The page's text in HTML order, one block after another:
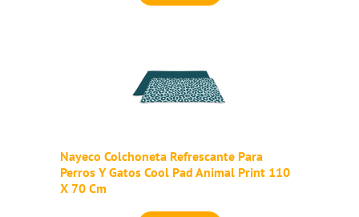
Nayeco Colchoneta Refrescante Para
Perros Y Gatos Cool Pad Animal Print 110
X 70 Cm